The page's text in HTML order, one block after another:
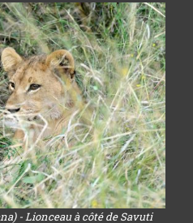
- Lionceau à côté de Savuti